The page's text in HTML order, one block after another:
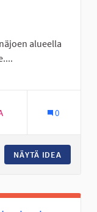
alueella
0
NÄYTÄ IDEA